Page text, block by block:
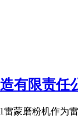
有限责任
蒙磨粉机作